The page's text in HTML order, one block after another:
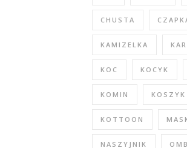
CHUSTA
KAMIZELKA
KOC KOCYK
KOMIN KOSZYK
KOTTOON
NASZYJNIK